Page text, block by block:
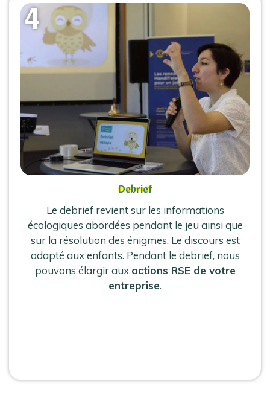
Debrief
Le debrief revient sur les informations
écologiques abordées pendant le jeu ainsi que
sur la résolution des énigmes. Le discours est
adapté aux enfants. Pendant le debrief, nous
pouvons élargir aux actions RSE de votre
entreprise.